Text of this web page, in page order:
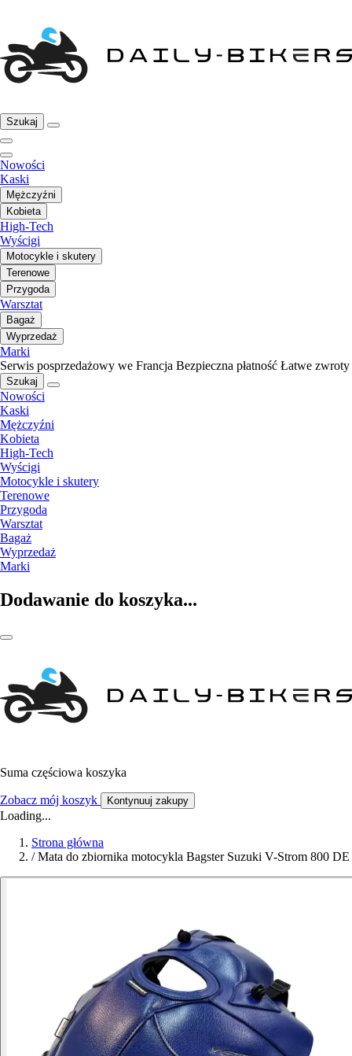
Szukaj
Nowości
Kaski
Mężczyźni
Kobieta
High-Tech
Wyścigi
Motocykle i skutery
Terenowe
Przygoda
Warsztat
Bagaż
Wyprzedaż
Marki
Serwis posprzedażowy we Francja Bezpieczna płatność Łatwe zwroty
Szukaj
Nowości
Kaski
Mężczyźni
Kobieta
High-Tech
Wyścigi
Motocykle i skutery
Terenowe
Przygoda
Warsztat
Bagaż
Wyprzedaż
Marki
Dodawanie do koszyka...
Suma częściowa koszyka
Zobacz mój koszyk Kontynuuj zakupy
Loading...
Strona główna
/ Mata do zbiornika motocykla Bagster Suzuki V-Strom 800 DE